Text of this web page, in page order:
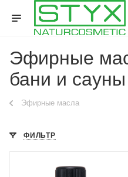
Эфирные
бани и сауны
Эфирные масла
ФИЛЬТР